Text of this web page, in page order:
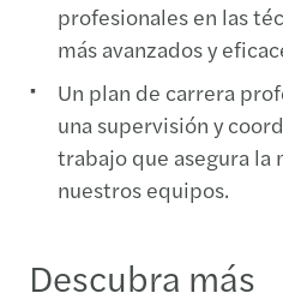
profesionales en las
más avanzados y
Un plan de carrera
una supervisión y
trabajo que asegura la
nuestros equipos.
Descubra más